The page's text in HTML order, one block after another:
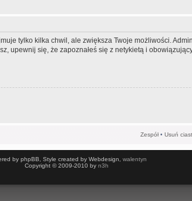
tylko kilka chwil, ale zwiększa Twoje możliwości.
upewnij się, że zapoznałeś się z netykietą i
Zespół • Usuń
by phpBB, Style created by Webdesign, walentyn
Copyright © 2009-2010 by n3h